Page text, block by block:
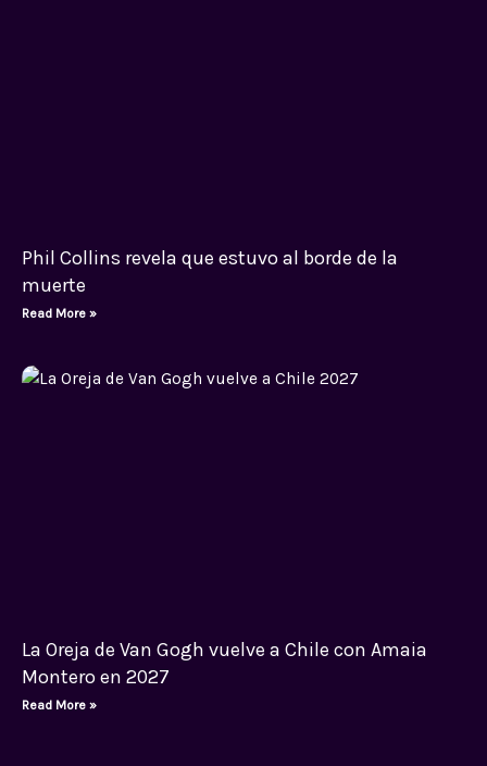
Phil Collins revela que estuvo al borde de la
muerte
Read More »
La Oreja de Van Gogh vuelve a Chile con Amaia
Montero en 2027
Read More »